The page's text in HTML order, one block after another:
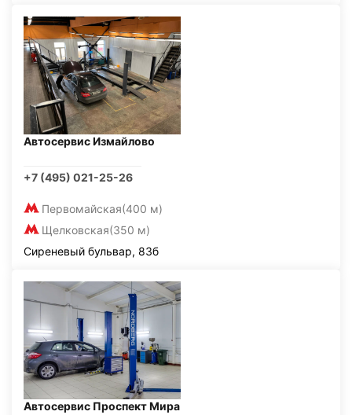
Автосервис Измайлово
+7 (495) 021-25-26
Первомайская(400 м)
Щелковская(350 м)
Сиреневый бульвар, 83б
Автосервис Проспект Мира